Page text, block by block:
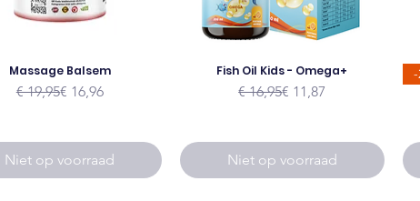
Massage Balsem
Normale prijs
€ 19,95Verkoopprijs
€ 16,96
Niet op voorraad
Fish Oil Kids - Omega+
Normale prijs
€ 16,95Verkoopprijs
€ 11,87
Niet op voorraad
-